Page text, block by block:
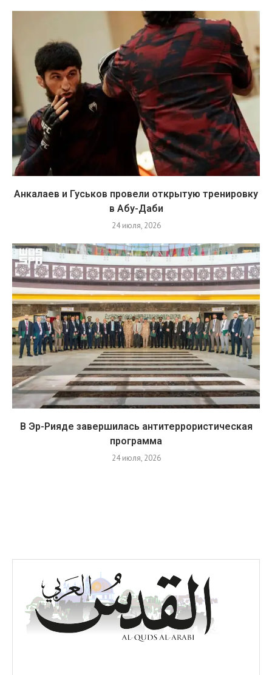
Анкалаев и Гуськов провели открытую тренировку
в Абу-Даби
24 июля, 2026
В Эр-Рияде завершилась антитеррористическая
программа
24 июля, 2026